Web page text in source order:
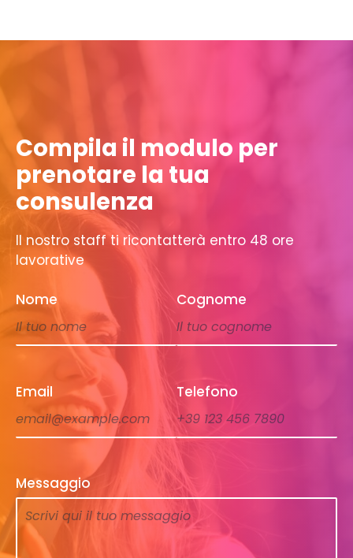
Compila il modulo per
prenotare la tua
consulenza
Il nostro staff ti ricontatterà entro 48 ore
lavorative
Nome Cognome
Email Telefono
Messaggio